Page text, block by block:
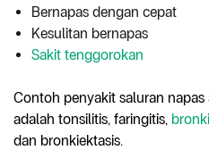
Bernapas dengan cepat
Kesulitan bernapas
Sakit tenggorokan
Contoh penyakit saluran
adalah tonsilitis, faringitis,
dan bronkiektasis.